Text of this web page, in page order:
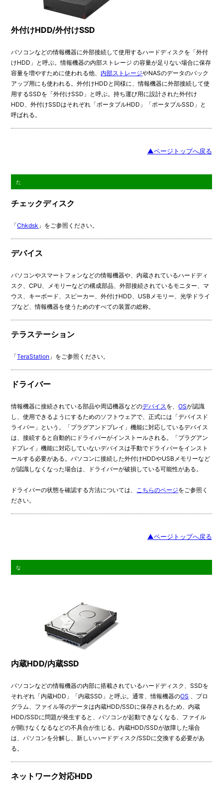
外付けHDD/外付けSSD
パソコンなどの情報機器に外部接続して使用するハードディスクを「外付
けHDD」と呼ぶ。情報機器の内部ストレージ の容量が足りない場合に保存
容量を増やすために使われる他、 内部ストレージやNASのデータのバック
アップ用にも使われる。外付けHDDと同様に、情報機器に外部接続して使
用するSSDを「外付けSSD」と呼ぶ。持ち運び用に設計された外付け
HDD、外付けSSDはそれぞれ「ポータブルHDD」「ポータブルSSD」と
呼ばれる。
▲ページトップへ戻る
た
チェックディスク
「Chkdsk 」をご参照ください。
デバイス
パソコンやスマートフォンなどの情報機器や、内蔵されているハードディ
スク、CPU、メモリーなどの構成部品、外部接続されているモニター、マ
ウス、キーボード、スピーカー、外付けHDD、USBメモリー、光学ドライ
ブなど、情報機器を使うためのすべての装置の総称。
テラステーション
「TeraStation 」をご参照ください。
ドライバー
情報機器に接続されている部品や周辺機器などのデバイス を、OSが認識
し、使用できるようにするためのソフトウェアで、正式には「デバイスド
ライバー」という。「プラグアンドプレイ」機能に対応しているデバイス
は、接続すると自動的にドライバーがインストールされる。「プラグアン
ドプレイ」機能に対応していないデバイスは手動でドライバーをインスト
ールする必要がある。パソコンに接続した外付けHDDやUSBメモリーなど
が認識しなくなった場合は、ドライバーが破損している可能性がある。
ドライバーの状態を確認する方法については、 こちらのページをご参照く
ださい。
▲ページトップへ戻る
な
内蔵HDD/内蔵SSD
パソコンなどの情報機器の内部に搭載されているハードディスク、SSDを
それぞれ「内蔵HDD」「内蔵SSD」と呼ぶ。通常、情報機器のOS 、プロ
グラム、ファイル等のデータは内蔵HDD/SSDに保存されるため、内蔵
HDD/SSDに問題が発生すると、パソコンが起動できなくなる、ファイル
が開けなくなるなどの不具合が生じる。内蔵HDD/SSDが故障した場合
は、パソコンを分解し、新しいハードディスク/SSDに交換する必要があ
る。
ネットワーク対応HDD